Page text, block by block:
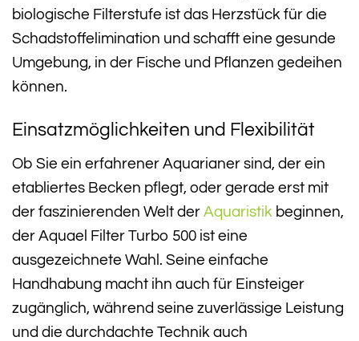
biologische Filterstufe ist das Herzstück für die
Schadstoffelimination und schafft eine gesunde
Umgebung, in der Fische und Pflanzen gedeihen
können.
Einsatzmöglichkeiten und Flexibilität
Ob Sie ein erfahrener Aquarianer sind, der ein
etabliertes Becken pflegt, oder gerade erst mit
der faszinierenden Welt der Aquaristik beginnen,
der Aquael Filter Turbo 500 ist eine
ausgezeichnete Wahl. Seine einfache
Handhabung macht ihn auch für Einsteiger
zugänglich, während seine zuverlässige Leistung
und die durchdachte Technik auch